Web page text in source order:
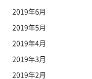
2019年6月
2019年5月
2019年4月
2019年3月
2019年2月